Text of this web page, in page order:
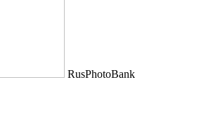
RusPhotoBank